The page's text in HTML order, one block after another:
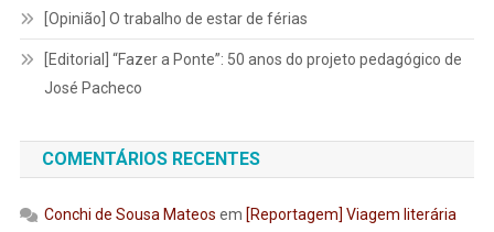
[Opinião] O trabalho de estar de férias
[Editorial] “Fazer a Ponte”: 50 anos do projeto pedagógico de
José Pacheco
COMENTÁRIOS RECENTES
Conchi de Sousa Mateos em [Reportagem] Viagem literária